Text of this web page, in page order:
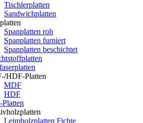
Tischlerplatten
Sandwichplatten
Spanplatten roh
Spanplatten furniert
Spanplatten beschichtet
HDF-Platten
MDF
HDF
Leimholzplatten Fichte